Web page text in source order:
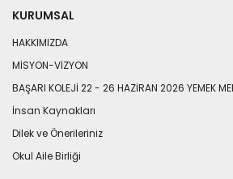
KURUMSAL
HAKKIMIZDA
MİSYON-VİZYON
BAŞARI KOLEJİ 22 - 26 HAZİRAN 2026 YEMEK
İnsan Kaynakları
Dilek ve Önerileriniz
Okul Aile Birliği